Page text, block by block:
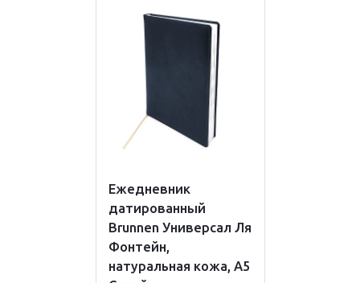
Ежедневник
датированный
Brunnen Универсал Ля
Фонтейн,
натуральная кожа, А5